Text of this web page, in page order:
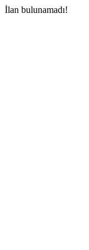
İlan bulunamadı!